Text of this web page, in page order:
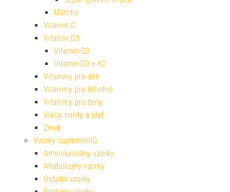
Matcha
Vitamin C
Vitamin D3
Vitamin D3
Vitamin D3 + K2
Vitamíny pro děti
Vitamíny pro těhotné
Vitamíny pro ženy
Vlasy, nehty a pleť
Zinek
Vzorky suplementů
Aminokyseliny vzorky
Anabolizéry vzorky
Ostatní vzorky